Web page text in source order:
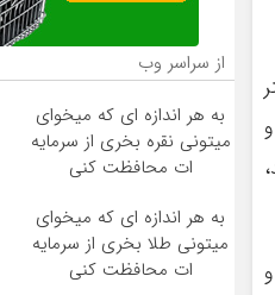
از سراسر وب
به هر اندازه ای که میخوای
میتونی نقره بخری از سرمایه
ات محافظت کنی
به هر اندازه ای که میخوای
میتونی طلا بخری از سرمایه
ات محافظت کنی